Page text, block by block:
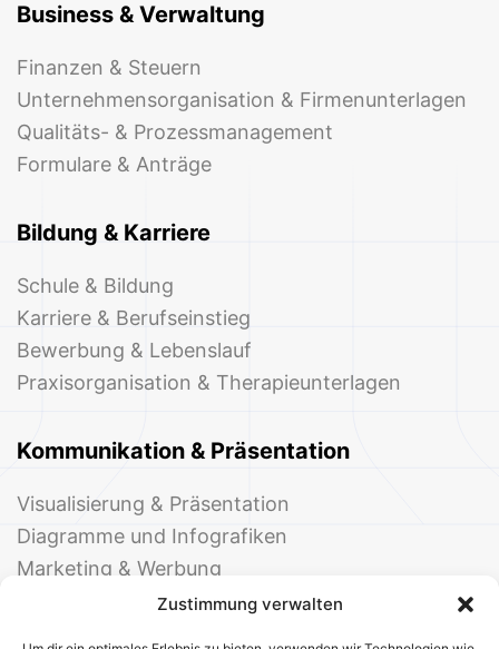
Zustimmung verwalten
Business & Verwaltung
Finanzen & Steuern
Unternehmensorganisation & Firmenunterlagen
Qualitäts- & Prozessmanagement
Formulare & Anträge
Bildung & Karriere
Schule & Bildung
Karriere & Berufseinstieg
Bewerbung & Lebenslauf
Praxisorganisation & Therapieunterlagen
Kommunikation & Präsentation
Visualisierung & Präsentation
Diagramme und Infografiken
Marketing & Werbung
Events & Einladungen